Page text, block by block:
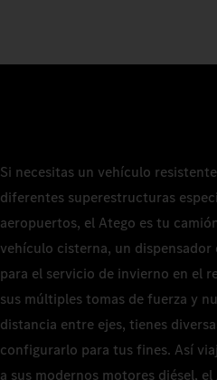
Si necesitas un vehículo
diferentes superestructuras
aeropuertos, el Atego es tu
vehículo cisterna, un
para el servicio de invierno en el
sus múltiples tomas de fuerza y
distancia entre ejes, tienes
configurarlo para tus fines. Así
a sus modernos motores diésel,